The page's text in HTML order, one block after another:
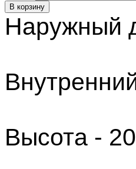
Наружный
Высота -